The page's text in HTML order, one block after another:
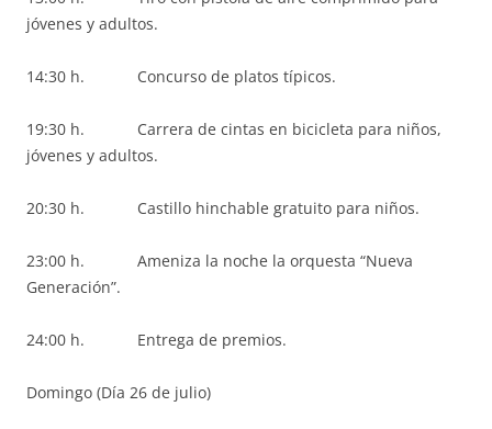
jóvenes y adultos.
14:30 h. Concurso de platos típicos.
19:30 h. Carrera de cintas en bicicleta para niños,
jóvenes y adultos.
20:30 h. Castillo hinchable gratuito para niños.
23:00 h. Ameniza la noche la orquesta “Nueva
Generación”.
24:00 h. Entrega de premios.
Domingo (Día 26 de julio)